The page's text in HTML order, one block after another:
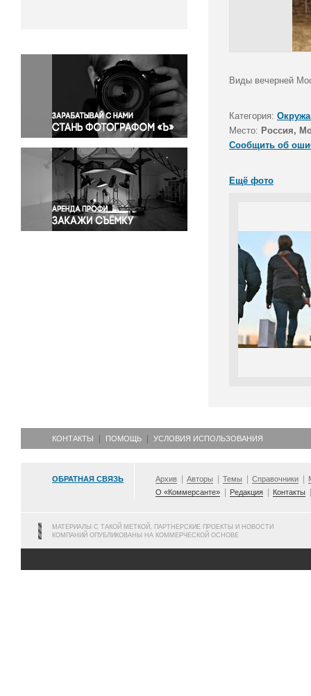
Окружающая среда
Политика
Правосудие
Происшествия и конфликты
Религия
Светская жизнь
Спорт
Экология
Экономика и бизнес
Виды вечерней
Категория:
Место: Россия,
Сообщить об
Ещё фото
КОНТАКТЫ ПОМОЩЬ УСЛОВИЯ ИСПОЛЬЗОВАНИЯ
ОБРАТНАЯ СВЯЗЬ Архив Авторы Темы Справочники
О «Коммерсанте»
Редакция Контакты
МАТЕРИАЛЫ С ТАКОЙ МЕТКОЙ, ПАРТНЕРСКИЕ ПРОЕКТЫ И НОВОСТИ
КОМПАНИЙ ОПУБЛИКОВАНЫ НА КОММЕРЧЕСКОЙ ОСНОВЕ